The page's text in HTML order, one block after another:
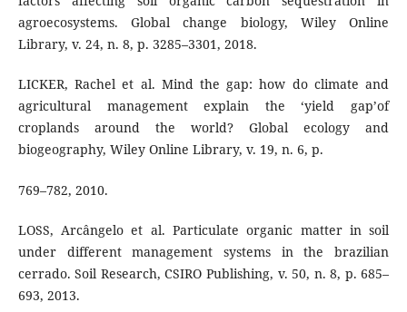
agroecosystems. Global change biology, Wiley Online
Library, v. 24, n. 8, p. 3285–3301, 2018.
LICKER, Rachel et al. Mind the gap: how do climate and
agricultural management explain the ‘yield gap’of
croplands around the world? Global ecology and
biogeography, Wiley Online Library, v. 19, n. 6, p.
769–782, 2010.
LOSS, Arcângelo et al. Particulate organic matter in soil
under different management systems in the brazilian
cerrado. Soil Research, CSIRO Publishing, v. 50, n. 8, p. 685–
693, 2013.